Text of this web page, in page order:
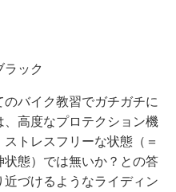
ラック
バイク教習でガチガチに
高度なプロテクション機
トレスフリーな状態（＝
態）では無いか？との答
づけるようなライディン